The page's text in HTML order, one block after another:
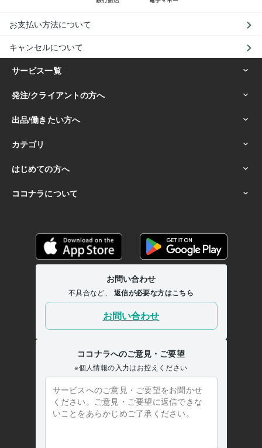
お支払い方法について
キャンセルについて